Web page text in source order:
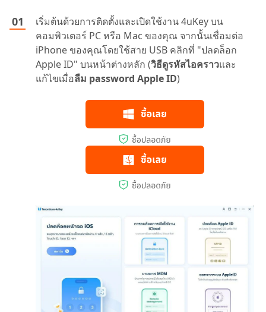
เริ่มต้นด้วยการติดตั้งและเปิดใช้งาน 4uKey บน
คอมพิวเตอร์ PC หรือ Mac ของคุณ จากนั้นเชื่อมต่อ
iPhone ของคุณโดยใช้สาย USB คลิกที่ "ปลดล็อก
Apple ID" บนหน้าต่างหลัก (วิธีดูรหัสไอคราวและ
แก้ไขเมื่อลืม password Apple ID)